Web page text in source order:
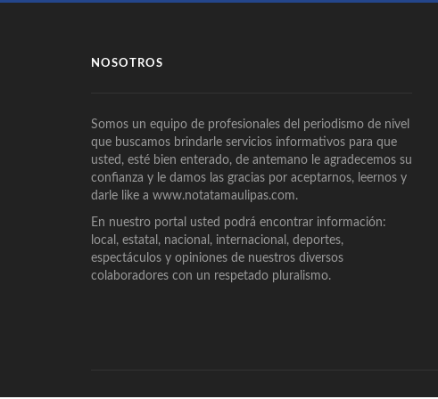
NOSOTROS
Somos un equipo de profesionales del periodismo de nivel
que buscamos brindarle servicios informativos para que
usted, esté bien enterado, de antemano le agradecemos su
confianza y le damos las gracias por aceptarnos, leernos y
darle like a www.notatamaulipas.com.
En nuestro portal usted podrá encontrar información:
local, estatal, nacional, internacional, deportes,
espectáculos y opiniones de nuestros diversos
colaboradores con un respetado pluralismo.